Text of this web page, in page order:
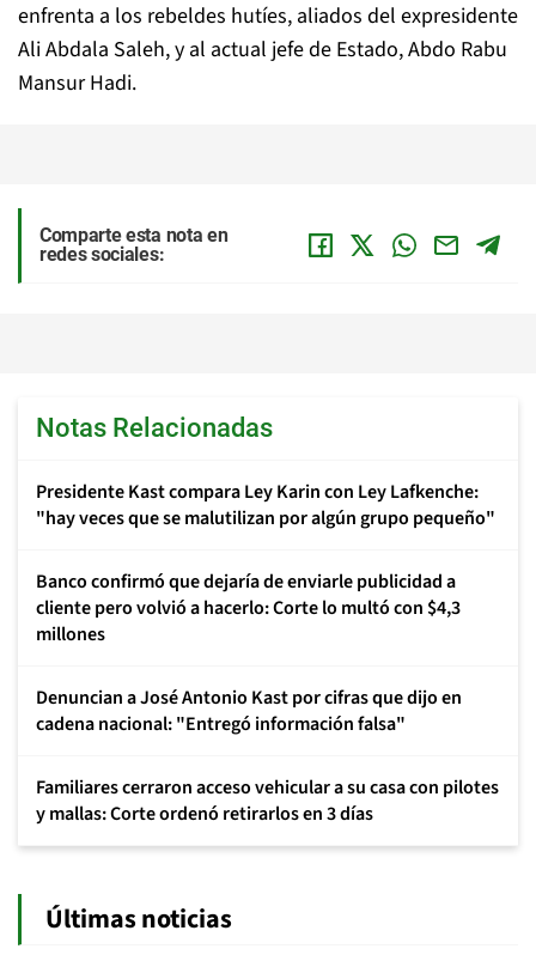
enfrenta a los rebeldes hutíes, aliados del expresidente
Ali Abdala Saleh, y al actual jefe de Estado, Abdo Rabu
Mansur Hadi.
Comparte esta nota en
redes sociales:
Notas Relacionadas
Presidente Kast compara Ley Karin con Ley Lafkenche:
"hay veces que se malutilizan por algún grupo pequeño"
Banco confirmó que dejaría de enviarle publicidad a
cliente pero volvió a hacerlo: Corte lo multó con $4,3
millones
Denuncian a José Antonio Kast por cifras que dijo en
cadena nacional: "Entregó información falsa"
Familiares cerraron acceso vehicular a su casa con pilotes
y mallas: Corte ordenó retirarlos en 3 días
Últimas noticias